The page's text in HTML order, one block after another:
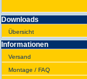
Downloads
Übersicht
Infor­ma­tionen
Versand
Montage / FAQ